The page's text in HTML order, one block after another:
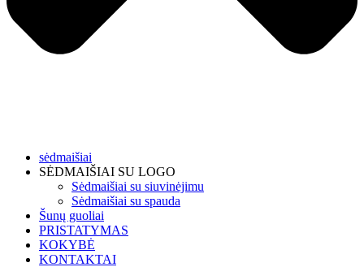
sėdmaišiai
SĖDMAIŠIAI SU LOGO
Sėdmaišiai su siuvinėjimu
Sėdmaišiai su spauda
Šunų guoliai
PRISTATYMAS
KOKYBĖ
KONTAKTAI